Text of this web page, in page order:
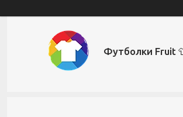
Футболки Fruit